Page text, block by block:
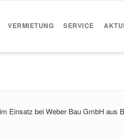
VERMIETUNG SERVICE
Einsatz bei Weber Bau GmbH aus